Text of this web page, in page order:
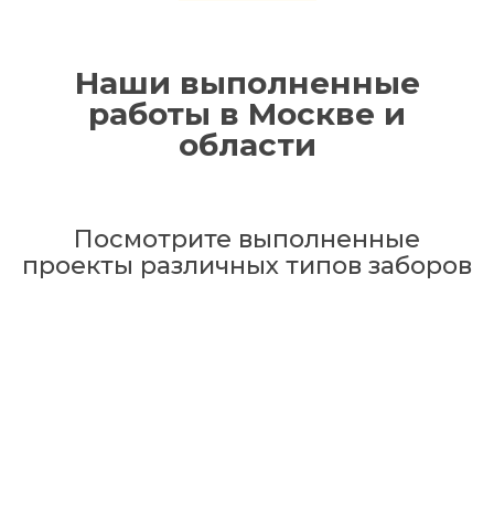
Наши выполненные
работы в Москве и
области
Посмотрите выполненные
проекты различных типов заборов